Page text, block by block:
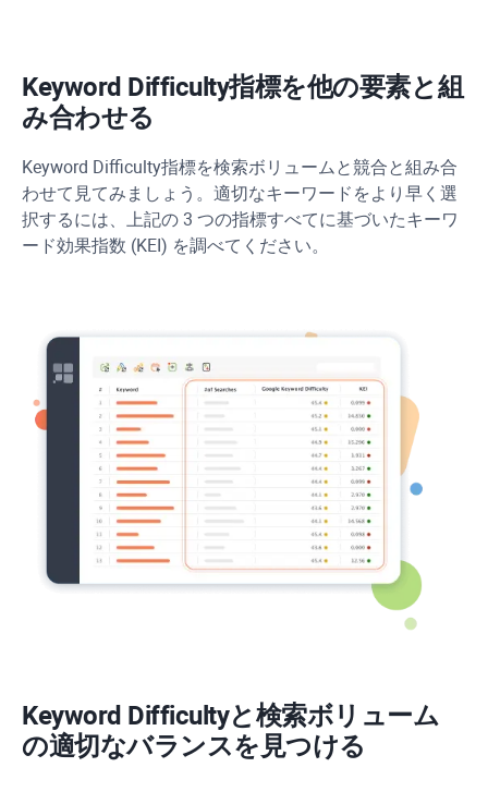
Keyword Difficulty指標を他の要素と組
み合わせる
Keyword Difficulty指標を検索ボリュームと競合と組み合
わせて見てみましょう。適切なキーワードをより早く選
択するには、上記の 3 つの指標すべてに基づいたキーワ
ード効果指数 (KEI) を調べてください。
Keyword Difficultyと検索ボリューム
の適切なバランスを見つける